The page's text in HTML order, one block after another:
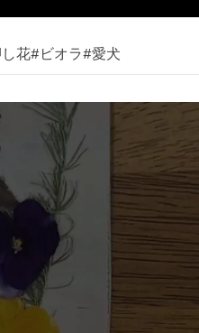
花#ビオラ#愛犬